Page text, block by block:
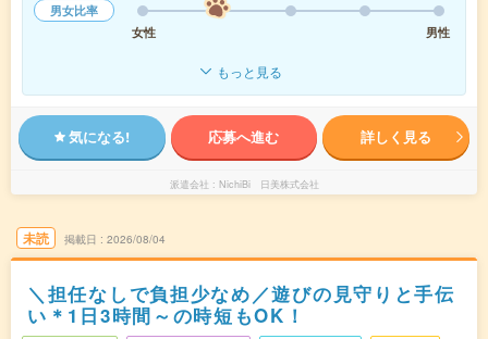
男女比率
女性
男性
もっと見る
気になる! 応募へ進む 詳しく見る
派遣会社 NichiBi 日美株式会社
未読 掲載日 2026/08/04
＼担任なしで負担少なめ／遊びの見守りと手伝
い＊1日3時間～の時短もOK！